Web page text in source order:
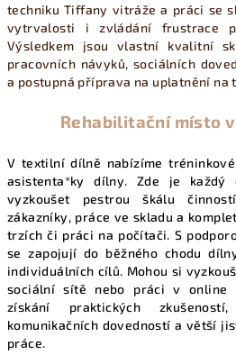
techniku Tiffany vitráže a práci se
vytrvalosti i zvládání frustrace
Výsledkem jsou vlastní kvalitní
pracovních návyků, sociálních
a postupná příprava na uplatnění na
Rehabilitační místo
V textilní dílně nabízíme
asistenta*ky dílny. Zde je
vyzkoušet pestrou škálu
zákazníky, práce ve skladu a
trzích či práci na počítači. S
se zapojují do běžného chodu
individuálních cílů. Mohou si
sociální sítě nebo práci v online
získání praktických
komunikačních dovedností a větší
práce.